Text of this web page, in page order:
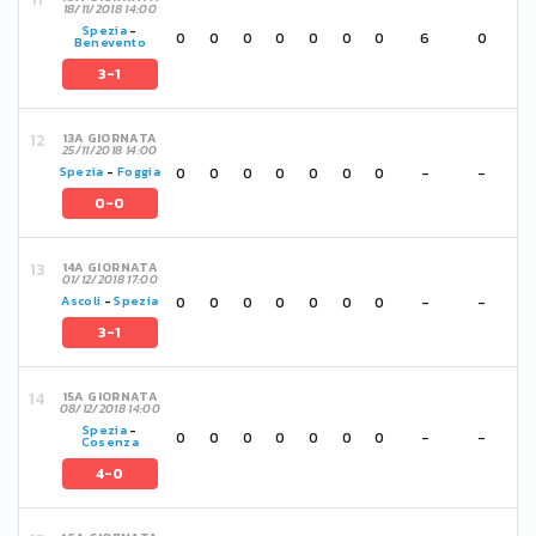
18/11/2018 14:00
Spezia -
Benevento
3-1
0 0 0 0 0 0 0 6 0
13A GIORNATA
25/11/2018 14:00
Spezia - Foggia
0-0
0 0 0 0 0 0 0 - -
14A GIORNATA
01/12/2018 17:00
Ascoli -Spezia
3-1
0 0 0 0 0 0 0 - -
15A GIORNATA
08/12/2018 14:00
Spezia -
Cosenza
4-0
0 0 0 0 0 0 0 - -